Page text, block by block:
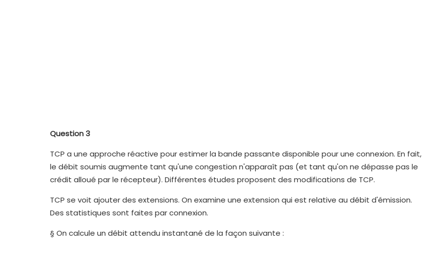
Question 3
TCP a une approche réactive pour estimer la bande passante disponible pour une connexion. En fait,
le débit soumis augmente tant qu'une congestion n'apparaît pas (et tant qu'on ne dépasse pas le
crédit alloué par le récepteur). Différentes études proposent des modifications de TCP.
TCP se voit ajouter des extensions. On examine une extension qui est relative au débit d'émission.
Des statistiques sont faites par connexion.
§ On calcule un débit attendu instantané de la façon suivante :